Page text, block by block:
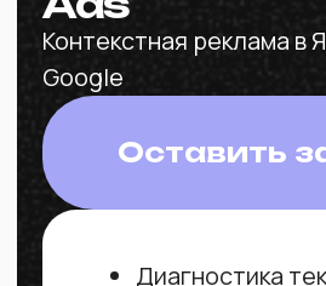
Google
Оставить заявку
Диагностика текущего
Создание рекламных